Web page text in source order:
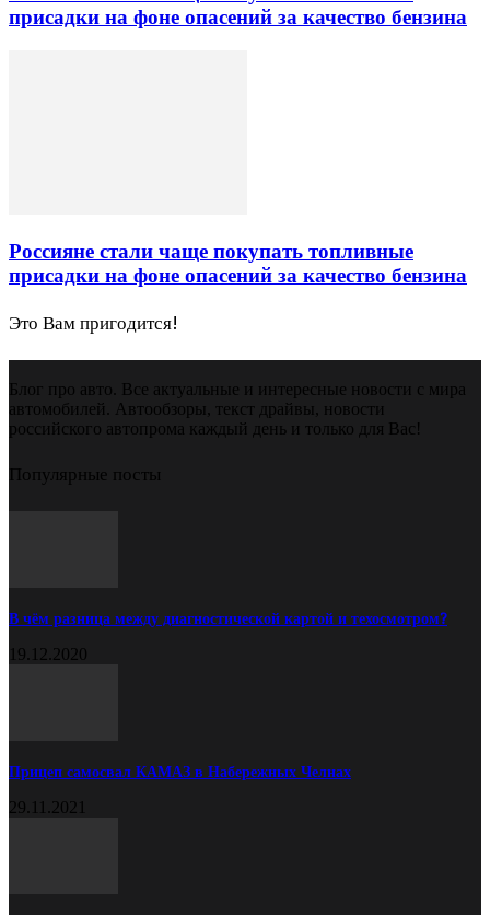
присадки на фоне опасений за качество бензина
Россияне стали чаще покупать топливные
присадки на фоне опасений за качество бензина
Это Вам пригодится!
Блог про авто. Все актуальные и интересные новости с мира
автомобилей. Автообзоры, текст драйвы, новости
российского автопрома каждый день и только для Вас!
Популярные посты
В чём разница между диагностической картой и техосмотром?
19.12.2020
Прицеп самосвал КАМАЗ в Набережных Челнах
29.11.2021